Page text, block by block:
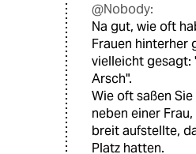
@Nobody:
Na gut, wie oft
Frauen hinterher
vielleicht gesagt:
Arsch".
Wie oft saßen
neben einer
breit aufstellte,
Platz hatten.